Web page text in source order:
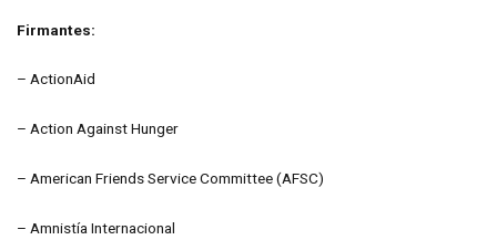
Firmantes:
– ActionAid
– Action Against Hunger
– American Friends Service Committee (AFSC)
– Amnistía Internacional